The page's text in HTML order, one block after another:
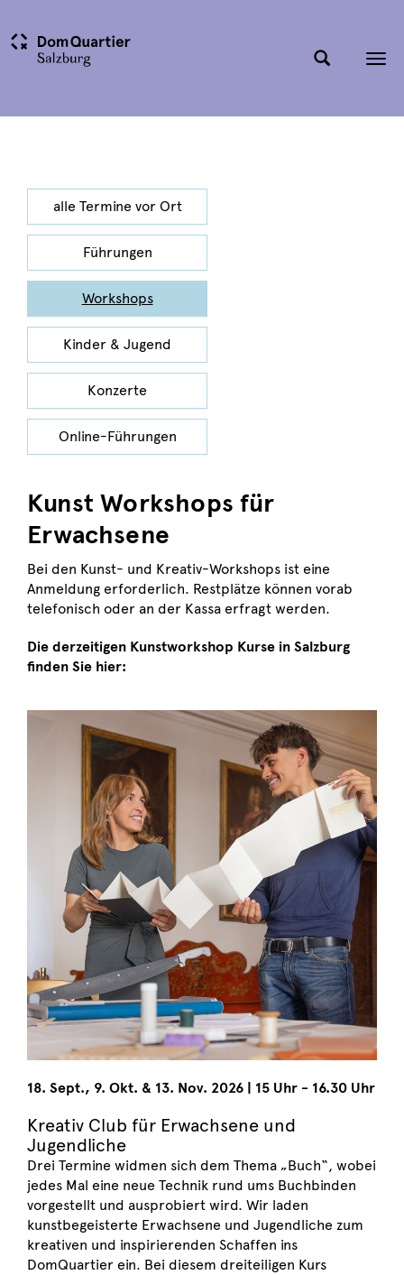
alle Termine vor Ort
Führungen
Workshops
Kinder & Jugend
Konzerte
Online-Führungen
Kunst Workshops für
Erwachsene
Bei den Kunst- und Kreativ-Workshops ist eine
Anmeldung erforderlich. Restplätze können vorab
telefonisch oder an der Kassa erfragt werden.
Die derzeitigen Kunstworkshop Kurse in Salzburg
finden Sie hier:
18. Sept., 9. Okt. & 13. Nov. 2026 | 15 Uhr - 16.30 Uhr
Kreativ Club für Erwachsene und
Jugendliche
Drei Termine widmen sich dem Thema „Buch“, wobei
jedes Mal eine neue Technik rund ums Buchbinden
vorgestellt und ausprobiert wird. Wir laden
kunstbegeisterte Erwachsene und Jugendliche zum
kreativen und inspirierenden Schaffen ins
DomQuartier ein. Bei diesem dreiteiligen Kurs